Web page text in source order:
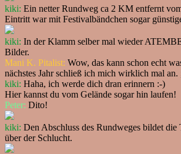
kiki: Ein netter Rundweg ca 2 KM entfernt
Eintritt war mit Festivalbändchen sogar
kiki: In der Klamm selber mal wieder
Bilder.
Mani K. Pitalist: Wow, das kann schon echt
nächstes Jahr schließ ich mich wirklich mal an.
kiki: Haha, ich werde dich dran erinnern :-)
Hier kannst du vom Gelände sogar hin laufen!
Peter: Dito!
kiki: Den Abschluss des Rundweges bildet die
über der Schlucht.